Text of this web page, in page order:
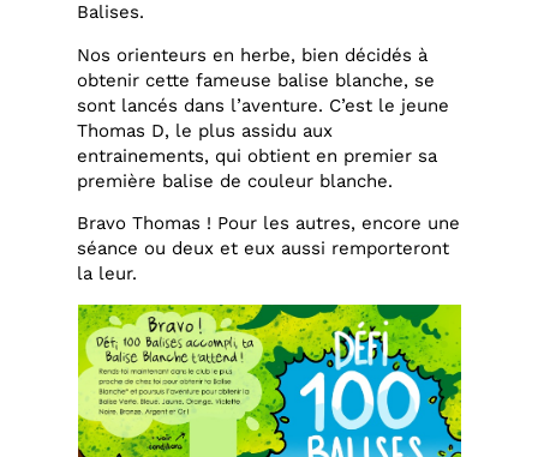
Balises.
Nos orienteurs en herbe, bien décidés à
obtenir cette fameuse balise blanche, se
sont lancés dans l’aventure. C’est le jeune
Thomas D, le plus assidu aux
entrainements, qui obtient en premier sa
première balise de couleur blanche.
Bravo Thomas ! Pour les autres, encore une
séance ou deux et eux aussi remporteront
la leur.